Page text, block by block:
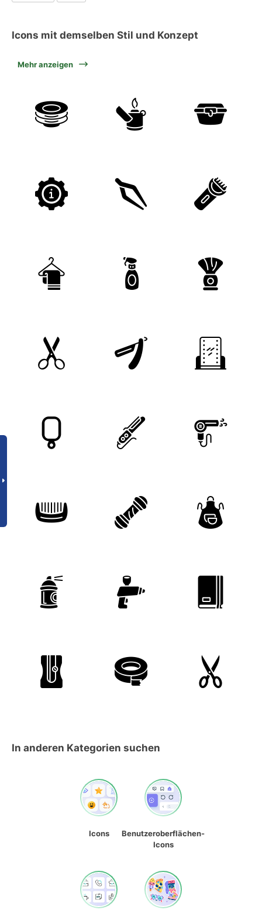
Icons mit demselben Stil und Konzept
Mehr anzeigen
In anderen Kategorien suchen
Icons
Benutzeroberflächen-
Icons